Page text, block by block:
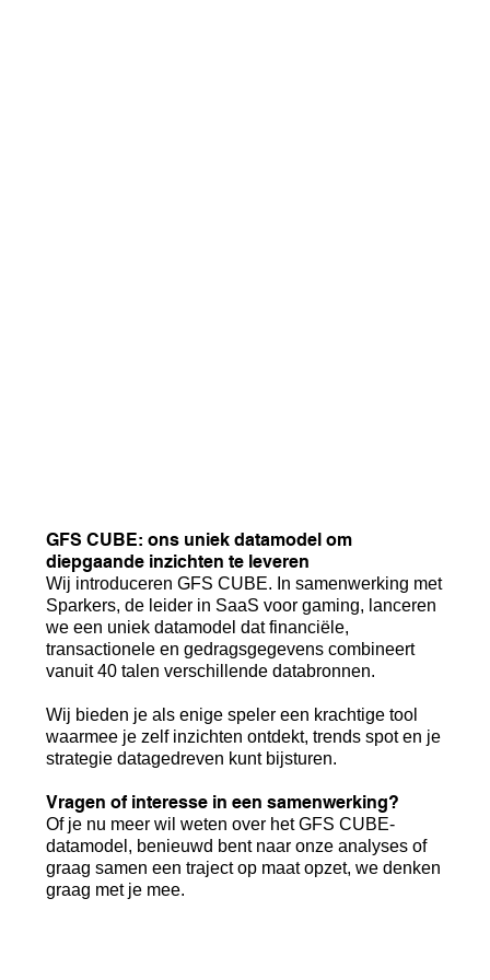
GFS CUBE: ons uniek datamodel om
diepgaande inzichten te leveren
Wij introduceren GFS CUBE. In samenwerking met
Sparkers, de leider in SaaS voor gaming, lanceren
we een uniek datamodel dat financiële,
transactionele en gedragsgegevens combineert
vanuit 40 talen verschillende databronnen.
Wij bieden je als enige speler een krachtige tool
waarmee je zelf inzichten ontdekt, trends spot en je
strategie datagedreven kunt bijsturen.
Vragen of interesse in een samenwerking?
Of je nu meer wil weten over het GFS CUBE-
datamodel, benieuwd bent naar onze analyses of
graag samen een traject op maat opzet, we denken
graag met je mee.